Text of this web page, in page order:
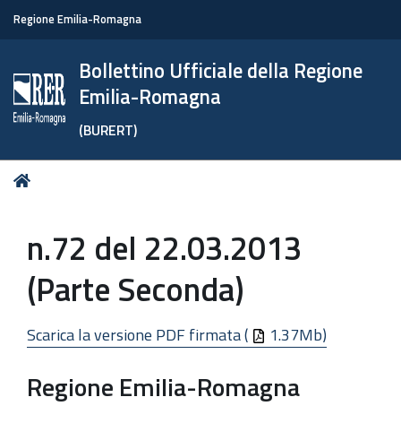
Regione Emilia-Romagna
Bollettino Ufficiale della Regione
Emilia-Romagna
(BURERT)
Tu
n.72 del 22.03.2013
(Parte Seconda)
Scarica la versione PDF firmata ( 1.37Mb)
Regione Emilia-Romagna